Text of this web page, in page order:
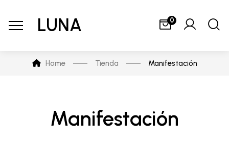
LUNA 0
Home Tienda Manifestación
Manifestación